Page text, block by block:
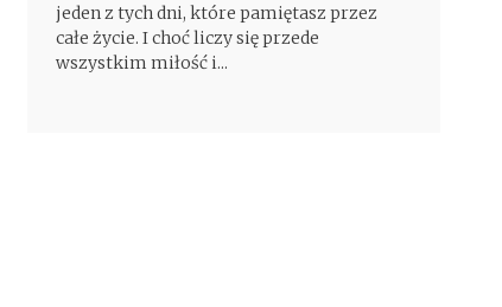
jeden z tych dni, które pamiętasz przez
całe życie. I choć liczy się przede
wszystkim miłość i...